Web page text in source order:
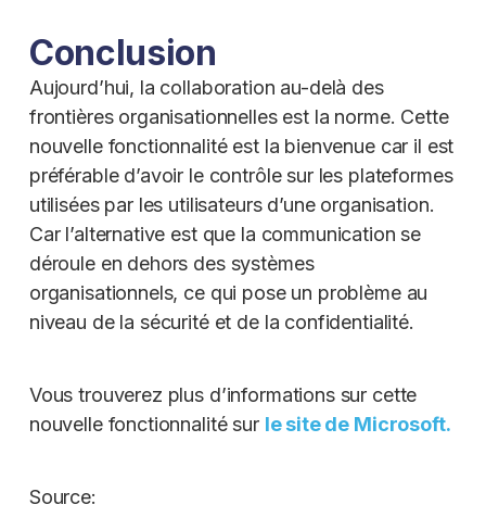
Conclusion
Aujourd’hui, la collaboration au-delà des
frontières organisationnelles est la norme. Cette
nouvelle fonctionnalité est la bienvenue car il est
préférable d’avoir le contrôle sur les plateformes
utilisées par les utilisateurs d’une organisation.
Car l’alternative est que la communication se
déroule en dehors des systèmes
organisationnels, ce qui pose un problème au
niveau de la sécurité et de la confidentialité.
Vous trouverez plus d’informations sur cette
nouvelle fonctionnalité sur le site de Microsoft.
Source: